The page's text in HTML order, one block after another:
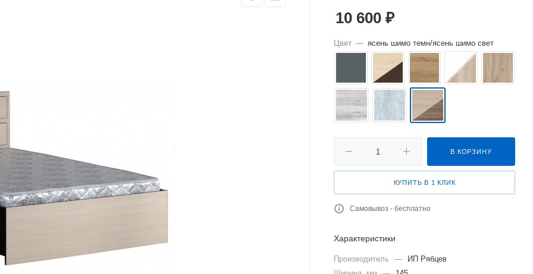
10 600 ₽
Цвет — ясень шимо темн/ясень шимо свет
В КОРЗИНУ
КУПИТЬ В 1 КЛИК
Самовывоз - бесплатно
Характеристики
Производитель —
ИП Рябцев